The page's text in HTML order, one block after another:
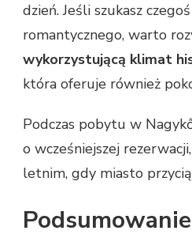
dzień. Jeśli szukasz
romantycznego, warto
wykorzystującą klimat
która oferuje również
Podczas pobytu w
o wcześniejszej
letnim, gdy miasto
Podsumowanie